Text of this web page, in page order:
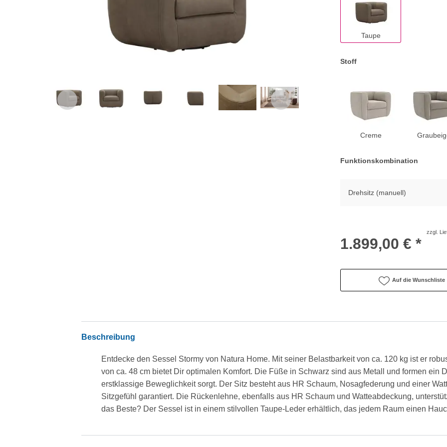
Taupe
Stoff
Creme
Funktionskombination
Drehsitz (manuell)
1.899,00 € *
zzgl.
Auf die Wunschliste
Beschreibung
Entdecke den Sessel Stormy von Natura Home. Mit seiner Belastbarkeit von ca. 120 kg ist er
von ca. 48 cm bietet Dir optimalen Komfort. Die Füße in Schwarz sind aus Metall und formen ein
erstklassige Beweglichkeit sorgt. Der Sitz besteht aus HR Schaum, Nosagfederung und einer
Sitzgefühl garantiert. Die Rückenlehne, ebenfalls aus HR Schaum und Watteabdeckung,
das Beste? Der Sessel ist in einem stilvollen Taupe-Leder erhältlich, das jedem Raum einen